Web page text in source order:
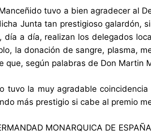
tuvo a bien agradecer al
Junta tan prestigioso galardón,
día a día, realizan los delegados
la donación de sangre, plasma,
que, según palabras de Don Martin
tuvo la muy agradable
más prestigio si cabe al premio
MONARQUICA DE